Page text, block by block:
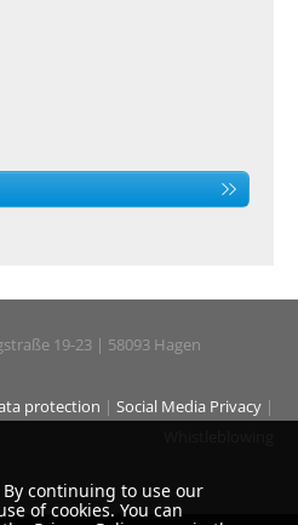
19-23 | 58093 Hagen
protection | Social Media Privacy |
continuing to use our
of cookies. You can